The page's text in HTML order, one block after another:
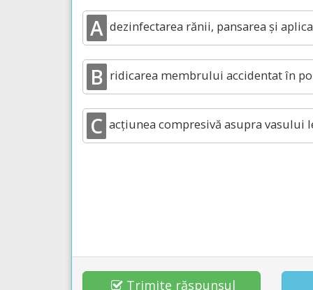
A dezinfectarea rănii, pansarea și
B ridicarea membrului accidentat în
C acțiunea compresivă asupra vasului
Trimite răspunsul